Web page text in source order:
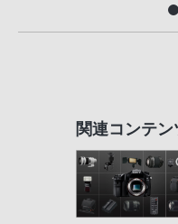
関連コンテン